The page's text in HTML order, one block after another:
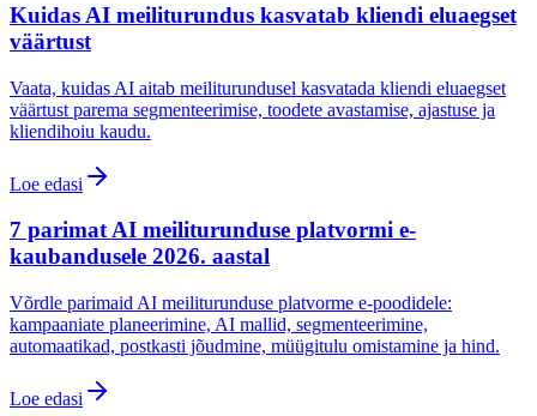
Kuidas AI meiliturundus kasvatab kliendi eluaegset
väärtust
Vaata, kuidas AI aitab meiliturundusel kasvatada kliendi eluaegset
väärtust parema segmenteerimise, toodete avastamise, ajastuse ja
kliendihoiu kaudu.
Loe edasi
7 parimat AI meiliturunduse platvormi e-
kaubandusele 2026. aastal
Võrdle parimaid AI meiliturunduse platvorme e-poodidele:
kampaaniate planeerimine, AI mallid, segmenteerimine,
automaatikad, postkasti jõudmine, müügitulu omistamine ja hind.
Loe edasi